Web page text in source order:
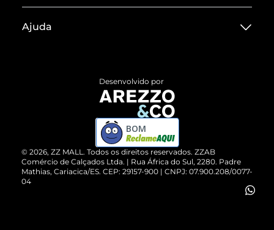
Termos de Uso
ZZ MALL é confiável
Cartão Presente
Vendas Corporativas
Ajuda
Devolução do Produto
Compre pelo WhatsApp
© 2026, ZZ MALL. Todos os direitos reservados. ZZAB
Comércio de Calçados Ltda. | Rua África do Sul, 2280. Padre
Mathias, Cariacica/ES. CEP: 29157-900 | CNPJ: 07.900.208/0077-
04
Desenvolvido por
BOM